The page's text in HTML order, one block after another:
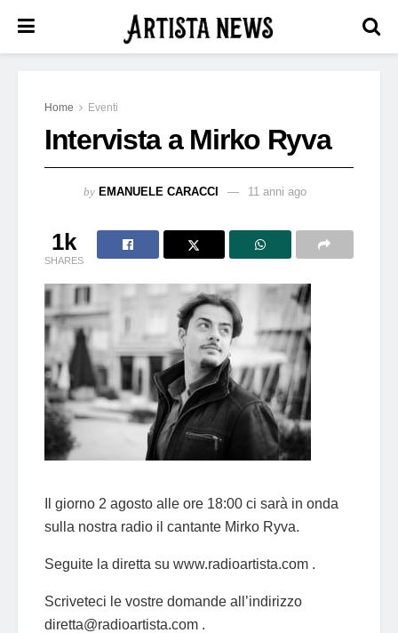
Home Eventi
Intervista a Mirko Ryva
by EMANUELE CARACCI 11 anni ago
1k
SHARES
Il giorno 2 agosto alle ore 18:00 ci sarà in onda
sulla nostra radio il cantante Mirko Ryva.
Seguite la diretta su www.radioartista.com .
Scriveteci le vostre domande all’indirizzo
diretta@radioartista.com .